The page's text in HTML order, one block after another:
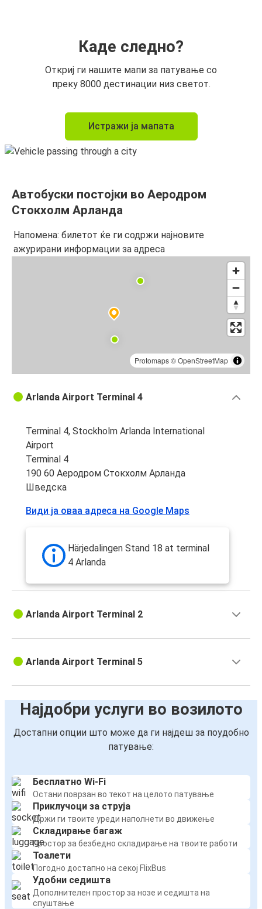
Каде следно?
Откриј ги нашите мапи за патување со
преку 8000 дестинации низ светот.
Истражи ја мапата
Автобуски постојки во Аеродром
Стокхолм Арланда
Напомена: билетот ќе ги содржи најновите
ажурирани информации за адреса
Protomaps©OpenStreetMap
Arlanda Airport Terminal 4
Terminal 4, Stockholm Arlanda International
Airport
Terminal 4
190 60 Аеродром Стокхолм Арланда
Шведска
Види ја оваа адреса на Google Maps
Härjedalingen Stand 18 at terminal
4 Arlanda
Arlanda Airport Terminal 2
Arlanda Airport Terminal 5
Најдобри услуги во возилото
Достапни опции што може да ги најдеш за поудобно
патување:
Бесплатно Wi-Fi
Остани поврзан во текот на целото патување
Приклучоци за струја
Држи ги твоите уреди наполнети во движење
Складирање багаж
Простор за безбедно складирање на твоите работи
Тоалети
Погодно достапно на секој FlixBus
Удобни седишта
Дополнителен простор за нозе и седишта на
спуштање